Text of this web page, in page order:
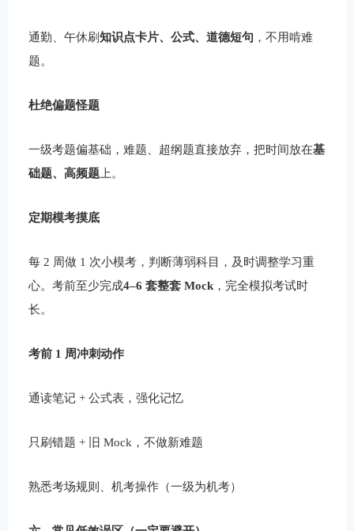
通勤、午休刷知识点卡片、公式、道德短句 ，不用啃难
题。
杜绝偏题怪题
一级考题偏基础，难题、超纲题直接放弃，把时间放在基
础题、高频题 上。
定期模考摸底
每 2 周做 1 次小模考，判断薄弱科目，及时调整学习重
心。考前至少完成4–6 套整套 Mock ，完全模拟考试时
长。
考前 1 周冲刺动作
通读笔记 + 公式表，强化记忆
只刷错题 + 旧 Mock，不做新难题
熟悉考场规则、机考操作（一级为机考）